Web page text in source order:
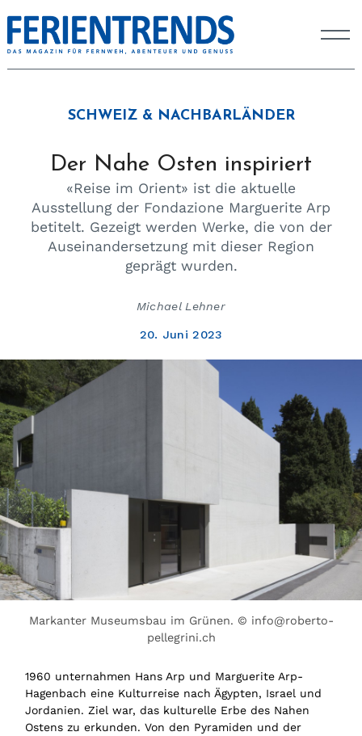
SCHWEIZ & NACHBARLÄNDER
Der Nahe Osten inspiriert
«Reise im Orient» ist die aktuelle
Ausstellung der Fondazione Marguerite Arp
betitelt. Gezeigt werden Werke, die von der
Auseinandersetzung mit dieser Region
geprägt wurden.
Michael Lehner
20. Juni 2023
Markanter Museumsbau im Grünen. © info@roberto-
pellegrini.ch
1960 unternahmen Hans Arp und Marguerite Arp-
Hagenbach eine Kulturreise nach Ägypten, Israel und
Jordanien. Ziel war, das kulturelle Erbe des Nahen
Ostens zu erkunden. Von den Pyramiden und der